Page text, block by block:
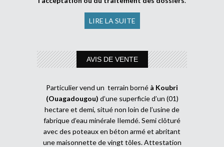
LIRE LA SUITE
AVIS DE VENTE
Particulier vend un terrain borné à Koubri
(Ouagadougou) d’une superficie d’un (01)
hectare et demi, situé non loin de l’usine de
fabrique d’eau minérale Ilemdé. Semi clôturé
avec des poteaux en béton armé et abritant
une maisonnette de vingt tôles. Attestation